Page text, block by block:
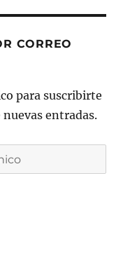
CORREO
para suscribirte
entradas.